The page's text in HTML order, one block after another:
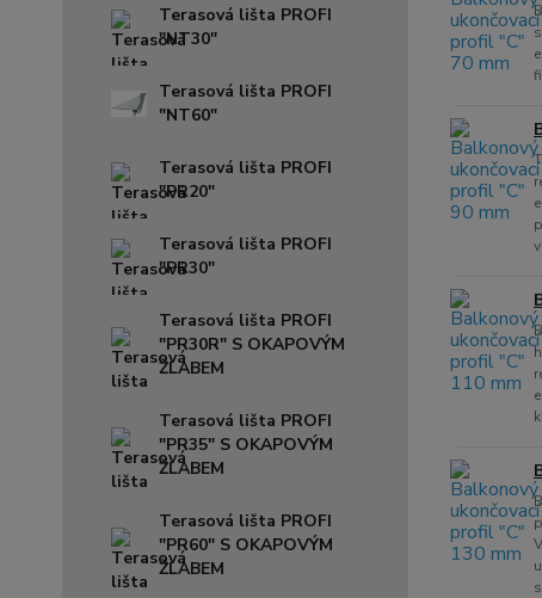
Terasová lišta PROFI
"NT30"
Terasová lišta PROFI
"NT60"
Terasová lišta PROFI
"PR20"
Terasová lišta PROFI
"PR30"
Terasová lišta PROFI
"PR30R" S OKAPOVÝM
ŽLABEM
Terasová lišta PROFI
"PR35" S OKAPOVÝM
ŽLABEM
Terasová lišta PROFI
"PR60" S OKAPOVÝM
ŽLABEM